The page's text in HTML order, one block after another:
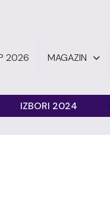
2026 MAGAZIN
IZBORI 2024